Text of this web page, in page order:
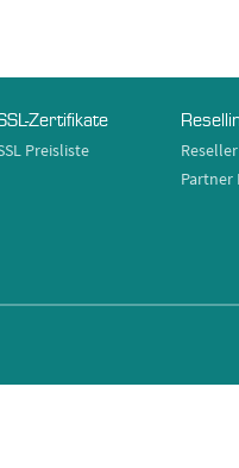
Zertifikate
Preisliste
Reseller
Partner